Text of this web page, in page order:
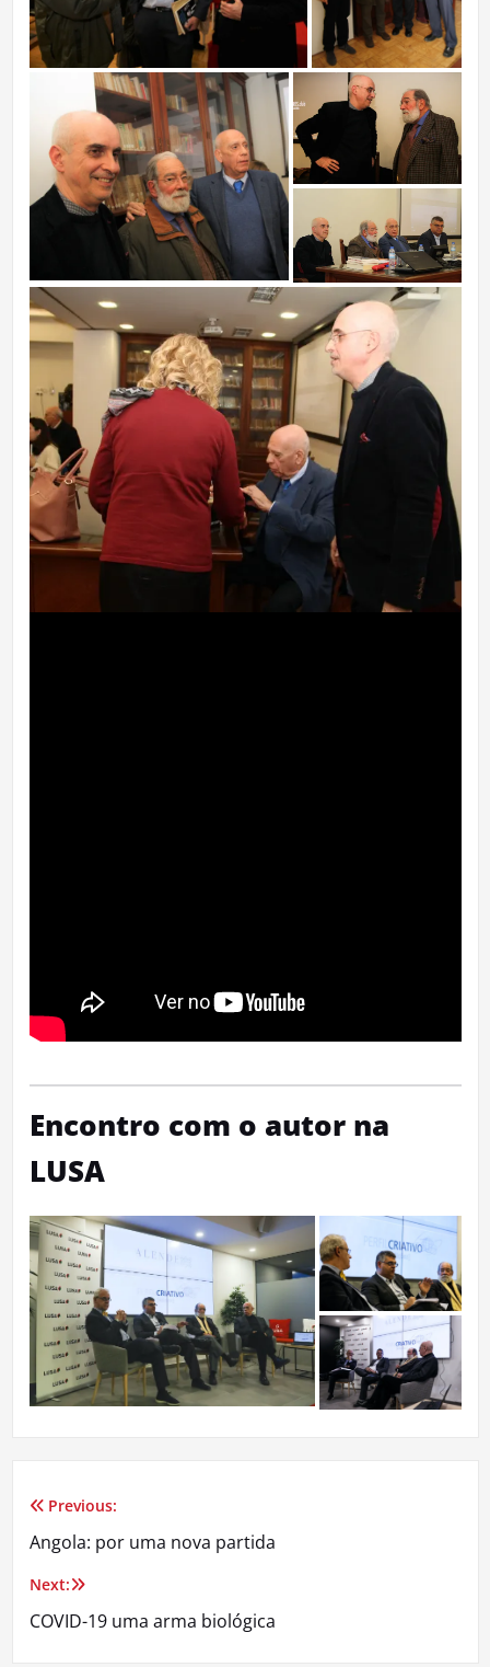
Encontro com o autor na
LUSA
Navegação
de
artigos
Previous:
Angola: por uma nova partida
Next:
COVID-19 uma arma biológica